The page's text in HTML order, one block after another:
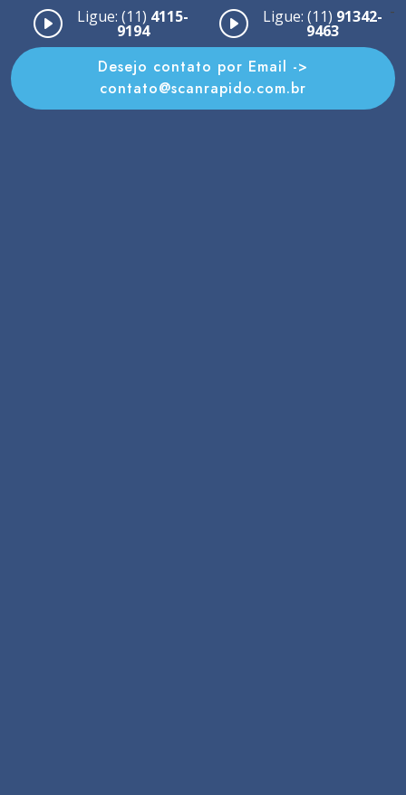
Ligue: (11) 4115-
9194
Ligue: (11) 91342-
9463
-
Desejo contato por Email ->
contato@scanrapido.com.br